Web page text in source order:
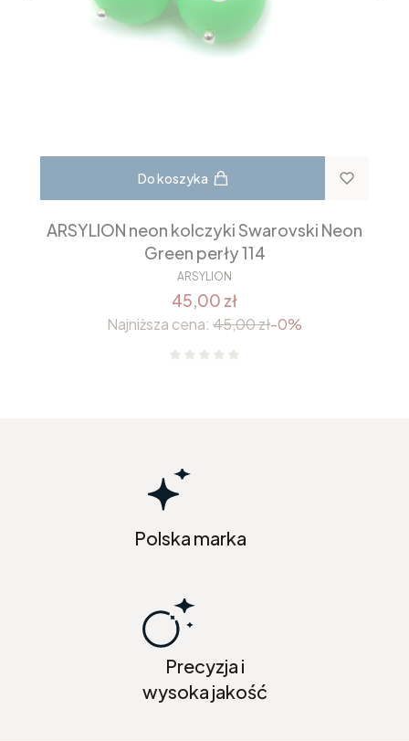
Do koszyka
ARSYLION neon kolczyki Swarovski Neon
Green perły 114
ARSYLION
45,00 zł
Najniższa cena: 45,00 zł-0%
Polska marka
Precyzja i
wysoka jakość